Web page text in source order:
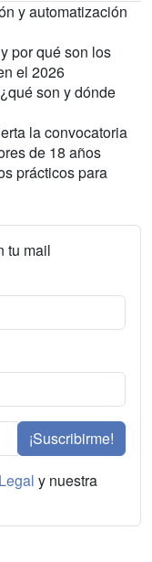
y automatización
por qué son los
el 2026
son y dónde
la convocatoria
de 18 años
prácticos para
tu mail
¡Suscribirme!
y nuestra